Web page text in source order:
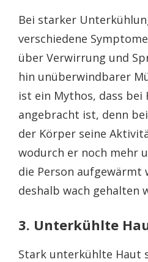
Bei starker
verschiedene
über Verwirrung und
hin unüberwindbarer
ist ein Mythos, dass
angebracht ist, denn
der Körper seine
wodurch er noch mehr
die Person aufgewärmt
deshalb wach gehalten
3. Unterkühlte
Stark unterkühlte Haut